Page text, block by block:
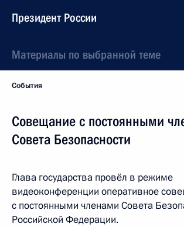
Президент России
Материалы по выбранной теме
События
Совещание с постоянными
Совета Безопасности
Глава государства провёл в режиме
видеоконференции оперативное
с постоянными членами Совета
Российской Федерации.